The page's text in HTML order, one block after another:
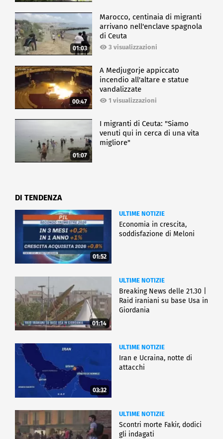
CRONACA
01:03
Marocco, centinaia di migranti
arrivano nell'enclave spagnola
di Ceuta
3 visualizzazioni
00:47
A Medjugorje appiccato
incendio all'altare e statue
vandalizzate
1 visualizzazioni
01:07
I migranti di Ceuta: "Siamo
venuti qui in cerca di una vita
migliore"
DI TENDENZA
01:52
ULTIME NOTIZIE
Economia in crescita,
soddisfazione di Meloni
01:14
ULTIME NOTIZIE
Breaking News delle 21.30 |
Raid iraniani su base Usa in
Giordania
03:32
ULTIME NOTIZIE
Iran e Ucraina, notte di
attacchi
ULTIME NOTIZIE
Scontri morte Fakir, dodici
gli indagati